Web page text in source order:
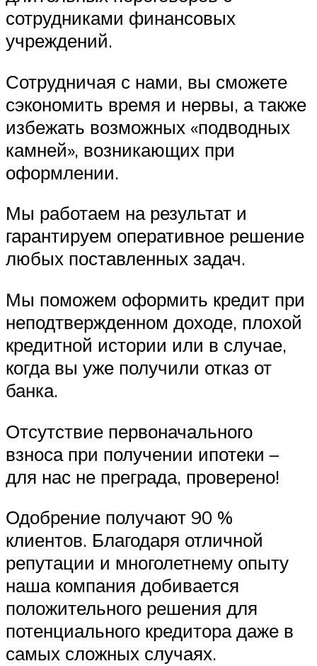
сотрудниками финансовых
учреждений.
Сотрудничая с нами, вы сможете
сэкономить время и нервы, а также
избежать возможных «подводных
камней», возникающих при
оформлении.
Мы работаем на результат и
гарантируем оперативное решение
любых поставленных задач.
Мы поможем оформить кредит при
неподтвержденном доходе, плохой
кредитной истории или в случае,
когда вы уже получили отказ от
банка.
Отсутствие первоначального
взноса при получении ипотеки –
для нас не преграда, проверено!
Одобрение получают 90 %
клиентов. Благодаря отличной
репутации и многолетнему опыту
наша компания добивается
положительного решения для
потенциального кредитора даже в
самых сложных случаях.